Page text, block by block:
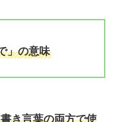
」の意味
き言葉の両方で使